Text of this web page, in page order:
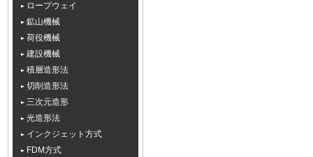
ロープウェイ
鉱山機械
荷役機械
建設機械
積層造形法
切削造形法
三次元造形
光造形法
インクジェット方式
FDM方式